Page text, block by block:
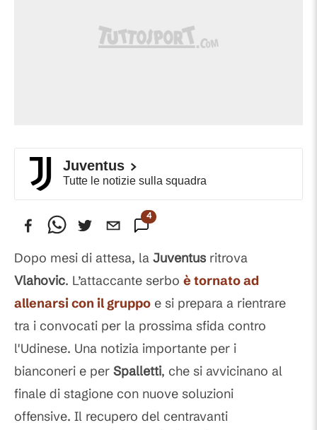
Juventus
Tutte le notizie sulla squadra
4
Dopo mesi di attesa, la Juventus ritrova
Vlahovic. L’attaccante serbo è tornato ad
allenarsi con il gruppo e si prepara a rientrare
tra i convocati per la prossima sfida contro
l'Udinese. Una notizia importante per i
bianconeri e per Spalletti, che si avvicinano al
finale di stagione con nuove soluzioni
offensive. Il recupero del centravanti